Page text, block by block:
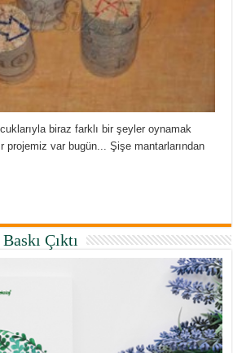
biraz farklı bir şeyler oynamak
projemiz var bugün... Şişe mantarlarından
Çıktı